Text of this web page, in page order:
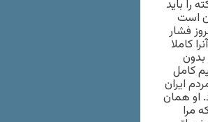
را باید
است
فشار
کاملا
کامل
ایران
او همان
مرا